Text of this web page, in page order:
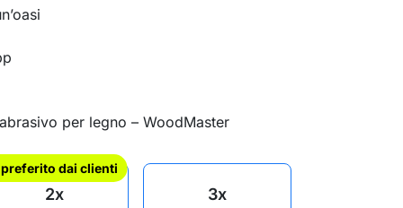
per legno – WoodMaster
preferito dai clienti
2x
3x